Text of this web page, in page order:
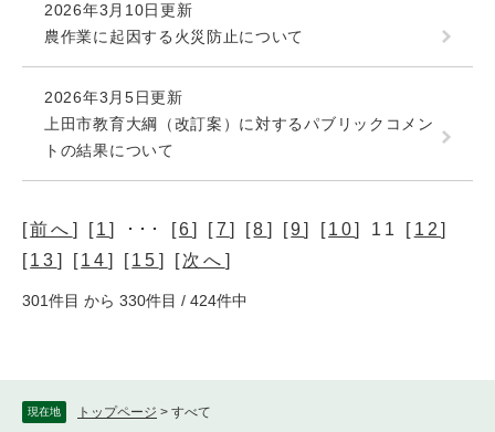
現在地 トップページ > すべて
2026年3月10日更新
農作業に起因する火災防止について
2026年3月5日更新
上田市教育大綱（改訂案）に対するパブリックコメン
トの結果について
[前へ ] [1] ･･･ [6] [7 ] [8 ] [9] [10] 11 [ 12]
[13 ] [14 ] [15 ] [次へ ]
301件目 から 330件目 / 424件中